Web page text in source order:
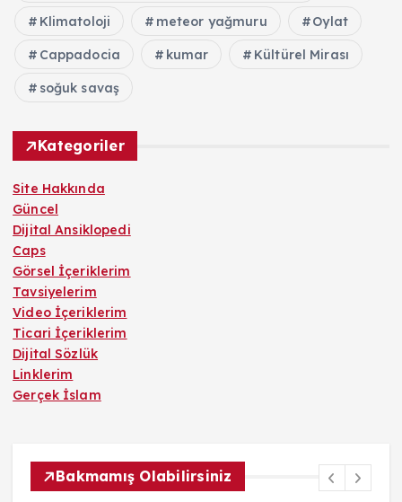
Klimatoloji meteor yağmuru Oylat
Cappadocia kumar Kültürel Mirası
soğuk savaş
Kategoriler
Site Hakkında
Güncel
Dijital Ansiklopedi
Caps
Görsel İçeriklerim
Tavsiyelerim
Video İçeriklerim
Ticari İçeriklerim
Dijital Sözlük
Linklerim
Gerçek İslam
Bakmamış Olabilirsiniz